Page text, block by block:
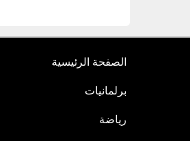
الصفحة الرئيسية
برلمانيات
رياضة